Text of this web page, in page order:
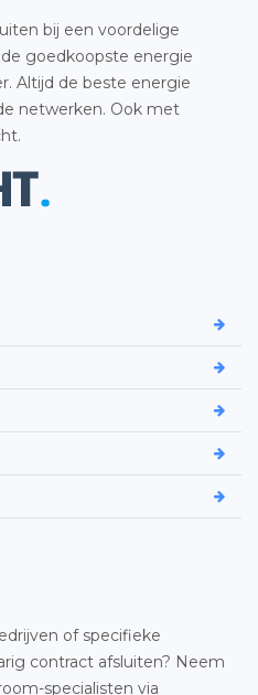
bij een voordelige
goedkoopste energie
Altijd de beste energie
netwerken. Ook met
of specifieke
contract afsluiten? Neem
specialisten via